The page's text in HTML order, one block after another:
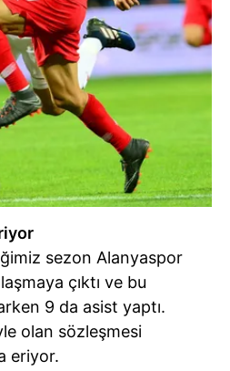
sezon Alanyaspor
çıktı ve bu
9 da asist yaptı.
olan sözleşmesi
eriyor.